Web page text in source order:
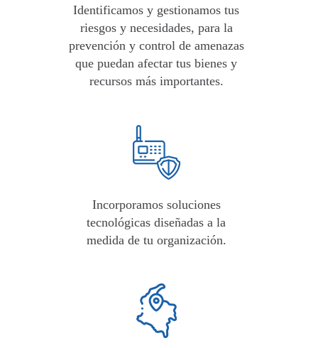
Identificamos y gestionamos tus
riesgos y necesidades, para la
prevención y control de amenazas
que puedan afectar tus bienes y
recursos más importantes.
Incorporamos soluciones
tecnológicas diseñadas a la
medida de tu organización.